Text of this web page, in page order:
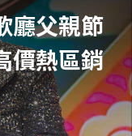
廳父親節
熱區銷